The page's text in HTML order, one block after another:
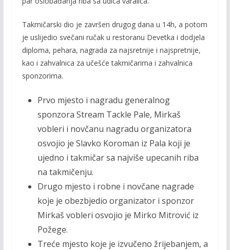
Takmičarski dio je završen drugog dana u 14h, a potom
je uslijedio svečani ručak u restoranu Devetka i dodjela
diploma, pehara, nagrada za najsretnije i najspretnije,
kao i zahvalnica za učešće takmičarima i zahvalnica
sponzorima.
Prvo mjesto i nagradu generalnog
sponzora Stream Tackle Pale, Mirkaš
vobleri i novčanu nagradu organizatora
osvojio je Slavko Koroman iz Pala koji je
ujedno i takmičar sa najviše upecanih riba
na takmičenju.
Drugo mjesto i robne i novčane nagrade
koje je obezbjedio organizator i sponzor
Mirkaš vobleri osvojio je Mirko Mitrović iz
Požege.
Treće mjesto koje je izvučeno žrijebanjem, a